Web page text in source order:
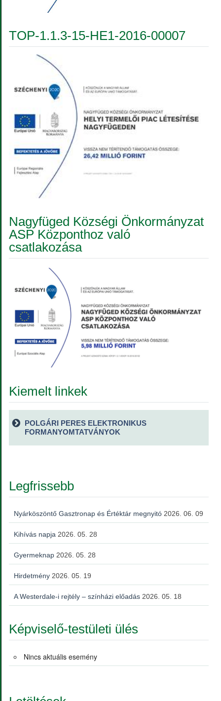
TOP-1.1.3-15-HE1-2016-00007
Nagyfüged Községi Önkormányzat
ASP Központhoz való
csatlakozása
Kiemelt linkek
POLGÁRI PERES ELEKTRONIKUS
FORMANYOMTATVÁNYOK
Legfrissebb
Nyárköszöntő Gasztronap és Értéktár megnyitó 2026. 06. 09
Kihívás napja 2026. 05. 28
Gyermeknap 2026. 05. 28
Hirdetmény 2026. 05. 19
A Westerdale-i rejtély – színházi előadás 2026. 05. 18
Képviselő-testületi ülés
Nincs aktuális esemény